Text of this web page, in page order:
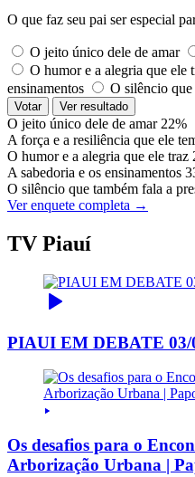
O que faz seu pai ser especial
O jeito único dele de amar
O humor e a alegria que ele
ensinamentos
O silêncio que
Votar Ver resultado
O jeito único dele de amar 22%
A força e a resiliência que ele
O humor e a alegria que ele traz
A sabedoria e os ensinamentos
O silêncio que também fala a
Ver enquete completa →
TV Piauí
PIAUI EM DEBATE 03/
Os desafios para o
Arborização Urbana |